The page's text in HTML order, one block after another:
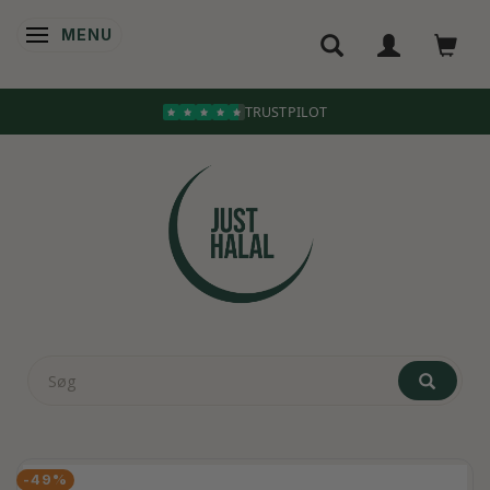
SKIFTE NAVIGATION
MENU
TRUSTPILOT
-49%